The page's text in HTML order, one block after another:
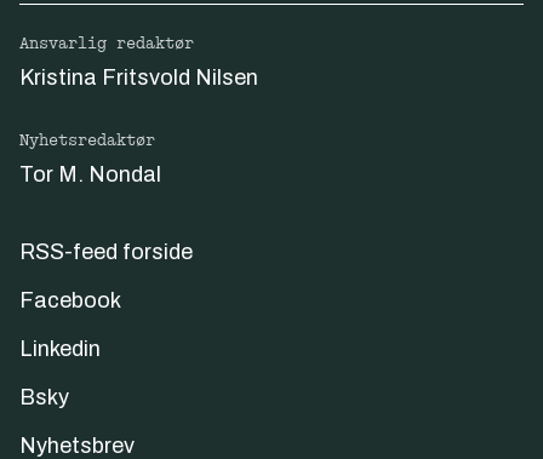
Ansvarlig redaktør
Kristina Fritsvold Nilsen
Nyhetsredaktør
Tor M. Nondal
RSS-feed forside
Facebook
Linkedin
Bsky
Nyhetsbrev